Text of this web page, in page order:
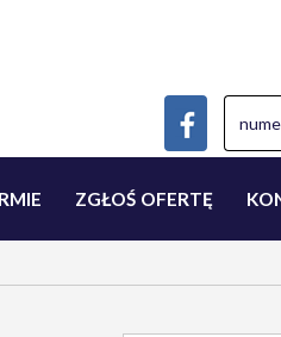
ZGŁOŚ OFERTĘ